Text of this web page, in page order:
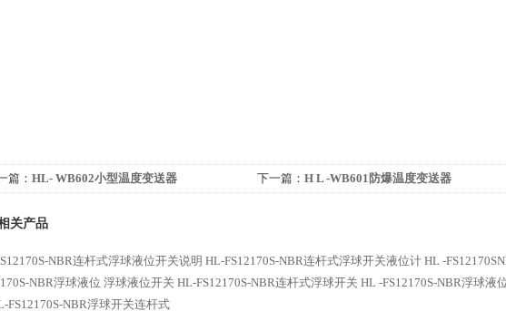
篇： HL- WB602小型温度变送器 下一篇： H L -WB601防爆温度变送器
关产品
NBR连杆式浮球液位开关说明 HL-FS12170S-NBR连杆式浮球开关液位计 HL -
NBR浮球液位 浮球液位开关 HL-FS12170S-NBR连杆式浮球开关 HL -FS12170S-NBR浮球液
FS12170S-NBR浮球开关连杆式